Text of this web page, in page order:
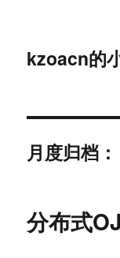
kzoacn的
月度归档
分布式